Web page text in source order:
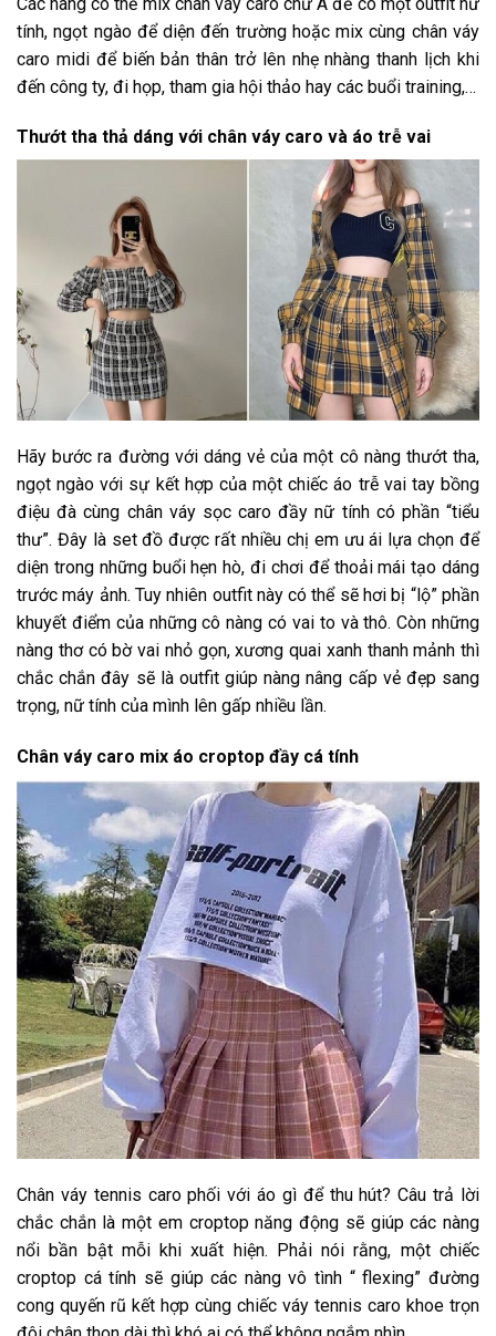
tính, ngọt ngào để diện đến trường hoặc mix cùng chân váy
caro midi để biến bản thân trở lên nhẹ nhàng thanh lịch khi
đến công ty, đi họp, tham gia hội thảo hay các buổi training,…
Thướt tha thả dáng với chân váy caro và áo trễ vai
Hãy bước ra đường với dáng vẻ của một cô nàng thướt tha,
ngọt ngào với sự kết hợp của một chiếc áo trễ vai tay bồng
điệu đà cùng chân váy sọc caro đầy nữ tính có phần “tiểu
thư”. Đây là set đồ được rất nhiều chị em ưu ái lựa chọn để
diện trong những buổi hẹn hò, đi chơi để thoải mái tạo dáng
trước máy ảnh. Tuy nhiên outfit này có thể sẽ hơi bị “lộ” phần
khuyết điểm của những cô nàng có vai to và thô. Còn những
nàng thơ có bờ vai nhỏ gọn, xương quai xanh thanh mảnh thì
chắc chắn đây sẽ là outfit giúp nàng nâng cấp vẻ đẹp sang
trọng, nữ tính của mình lên gấp nhiều lần.
Chân váy caro mix áo croptop đầy cá tính
Chân váy tennis caro phối với áo gì để thu hút? Câu trả lời
chắc chắn là một em croptop năng động sẽ giúp các nàng
nổi bần bật mỗi khi xuất hiện. Phải nói rằng, một chiếc
croptop cá tính sẽ giúp các nàng vô tình “ flexing” đường
cong quyến rũ kết hợp cùng chiếc váy tennis caro khoe trọn